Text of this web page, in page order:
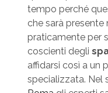
tempo perché
che sarà presente
praticamente per
coscienti degli
affidarsi così a un
specializzata. Nel